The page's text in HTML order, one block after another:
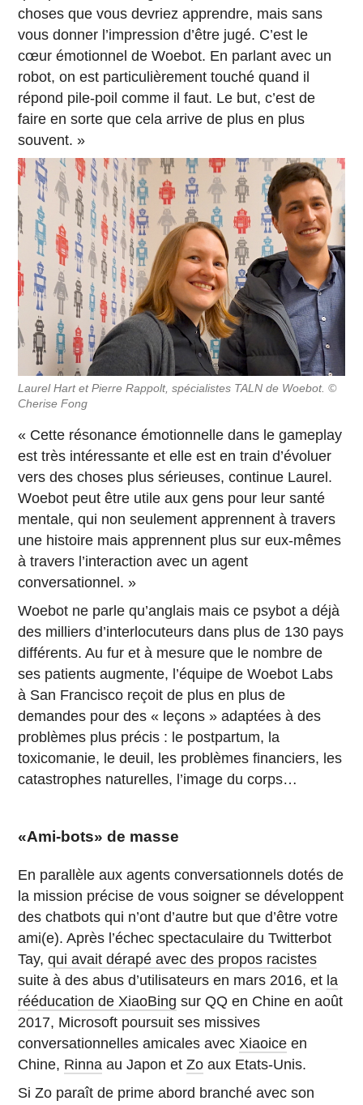
choses que vous devriez apprendre, mais sans
vous donner l’impression d’être jugé. C’est le
cœur émotionnel de Woebot. En parlant avec un
robot, on est particulièrement touché quand il
répond pile-poil comme il faut. Le but, c’est de
faire en sorte que cela arrive de plus en plus
souvent. »
Laurel Hart et Pierre Rappolt, spécialistes TALN de Woebot. ©
Cherise Fong
« Cette résonance émotionnelle dans le gameplay
est très intéressante et elle est en train d’évoluer
vers des choses plus sérieuses, continue Laurel.
Woebot peut être utile aux gens pour leur santé
mentale, qui non seulement apprennent à travers
une histoire mais apprennent plus sur eux-mêmes
à travers l’interaction avec un agent
conversationnel. »
Woebot ne parle qu’anglais mais ce psybot a déjà
des milliers d’interlocuteurs dans plus de 130 pays
différents. Au fur et à mesure que le nombre de
ses patients augmente, l’équipe de Woebot Labs
à San Francisco reçoit de plus en plus de
demandes pour des « leçons » adaptées à des
problèmes plus précis : le postpartum, la
toxicomanie, le deuil, les problèmes financiers, les
catastrophes naturelles, l’image du corps…
«Ami-bots» de masse
En parallèle aux agents conversationnels dotés de
la mission précise de vous soigner se développent
des chatbots qui n’ont d’autre but que d’être votre
ami(e). Après l’échec spectaculaire du Twitterbot
Tay,qui avait dérapé avec des propos racistes
suite à des abus d’utilisateurs en mars 2016, et la
rééducation de XiaoBing sur QQ en Chine en août
2017, Microsoft poursuit ses missives
conversationnelles amicales avecXiaoice en
Chine, Rinna au Japon etZo aux Etats-Unis.
Si Zo paraît de prime abord branché avec son